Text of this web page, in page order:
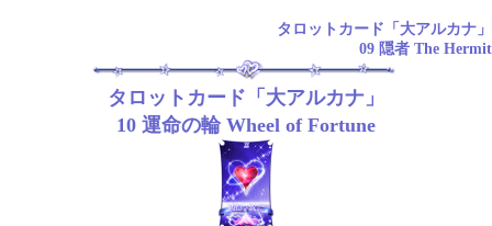
タロットカード「大アルカナ」
09 隠者 The Hermit
タロットカード「大アルカナ」
10 運命の輪 Wheel of Fortune